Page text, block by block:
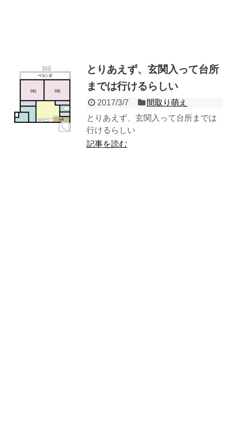
とりあえず、玄関入って台所
までは行けるらしい
2017/3/7
間取り萌え
とりあえず、玄関入って台所までは
行けるらしい
記事を読む